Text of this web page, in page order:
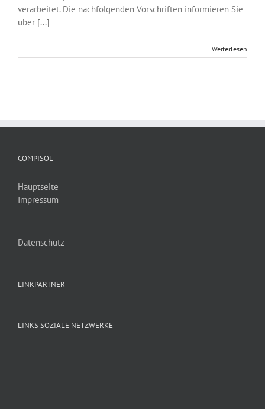
verarbeitet. Die nachfolgenden Vorschriften informieren Sie
über [...]
Weiterlesen
COMPISOL
Hauptseite
Impressum
Datenschutz
LINKPARTNER
LINKS SOZIALE NETZWERKE